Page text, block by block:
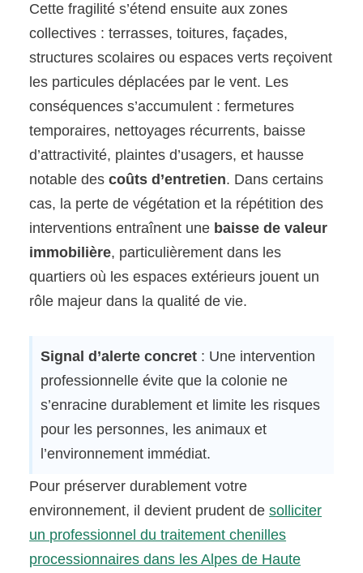
Cette fragilité s’étend ensuite aux zones
collectives : terrasses, toitures, façades,
structures scolaires ou espaces verts reçoivent
les particules déplacées par le vent. Les
conséquences s’accumulent : fermetures
temporaires, nettoyages récurrents, baisse
d’attractivité, plaintes d’usagers, et hausse
notable descoûts d’entretien. Dans certains
cas, la perte de végétation et la répétition des
interventions entraînent une baisse de valeur
immobilière, particulièrement dans les
quartiers où les espaces extérieurs jouent un
rôle majeur dans la qualité de vie.
Signal d’alerte concret : Une intervention
professionnelle évite que la colonie ne
s’enracine durablement et limite les risques
pour les personnes, les animaux et
l’environnement immédiat.
Pour préserver durablement votre
environnement, il devient prudent desolliciter
un professionnel du traitement chenilles
processionnaires dans les Alpes de Haute